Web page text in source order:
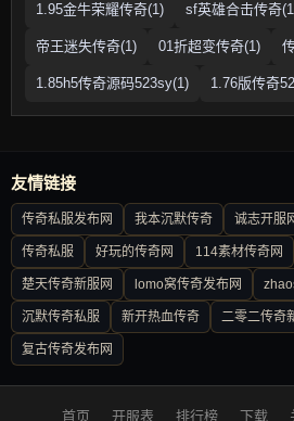
1.95金牛荣耀传奇(1) sf英雄合击传奇
帝王迷失传奇(1) 01折超变传奇(1)
1.85h5传奇源码523sy(1) 1.76版传奇
友情链接
传奇私服发布网 我本沉默传奇 诚志开服
传奇私服 好玩的传奇网 114素材传奇网
楚天传奇新服网 lomo窝传奇发布网
沉默传奇私服 新开热血传奇 二零二传奇
复古传奇发布网
首页 开服表 排行榜 下载